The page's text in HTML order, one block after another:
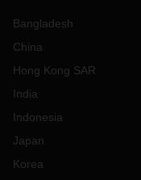
Bangladesh
China
Hong Kong SAR
India
Indonesia
Japan
Korea